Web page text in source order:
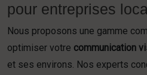
pour entreprises
Nous proposons une gamme
optimiser votre communication
et ses environs. Nos experts